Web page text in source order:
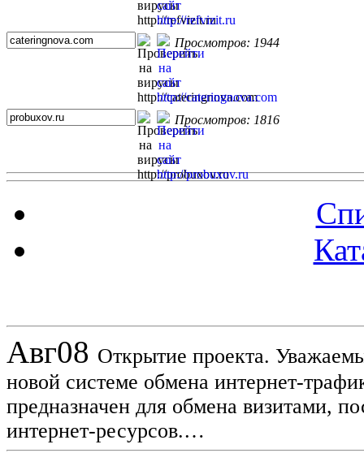
Просмотров: 1944
Просмотров: 1816
Авг08 Открытие проекта.
новой системе обмена интернет-
предназначен для обмена визитами,
интернет-ресурсов.…